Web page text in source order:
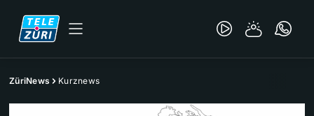
ZüriNews Kurznews